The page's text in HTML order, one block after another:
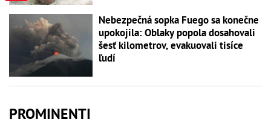
Nebezpečná sopka Fuego sa konečne
upokojila: Oblaky popola dosahovali
šesť kilometrov, evakuovali tisíce
ľudí
PROMINENTI